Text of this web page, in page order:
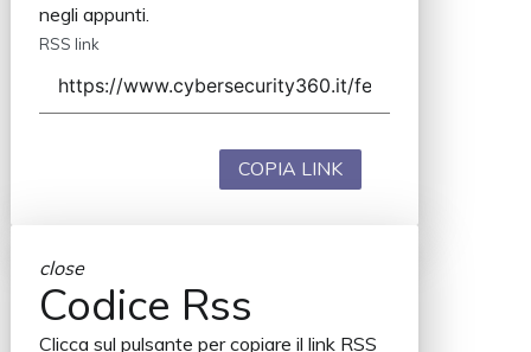
negli appunti.
RSS link
COPIA LINK
close
Codice Rss
Clicca sul pulsante per copiare il link RSS